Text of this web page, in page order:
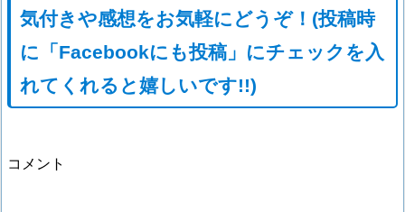
気付きや感想をお気軽にどうぞ！(投稿時
に「Facebookにも投稿」にチェックを入
れてくれると嬉しいです!!)
コメント